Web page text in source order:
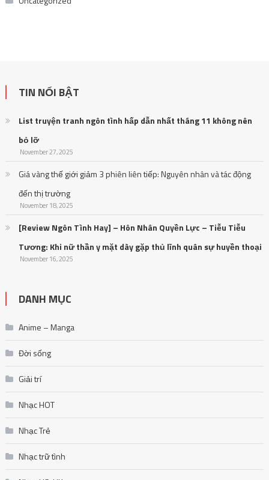
TIN NỔI BẬT
List truyện tranh ngôn tình hấp dẫn nhất tháng 11 không nên
bỏ lỡ
November 27, 2025
Giá vàng thế giới giảm 3 phiên liên tiếp: Nguyên nhân và tác động
đến thị trường
November 18, 2025
[Review Ngôn Tình Hay] – Hôn Nhân Quyền Lực – Tiễu Tiễu
Tương: Khi nữ thần y mặt dày gặp thủ lĩnh quân sự huyền thoại
November 16, 2025
DANH MỤC
Anime – Manga
Đời sống
Giải trí
Nhạc HOT
Nhạc Trẻ
Nhạc trữ tình